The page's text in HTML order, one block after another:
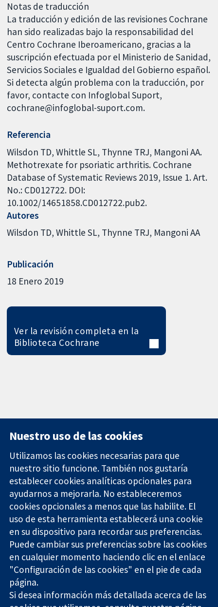
Notas de traducción
La traducción y edición de las revisiones Cochrane
han sido realizadas bajo la responsabilidad del
Centro Cochrane Iberoamericano, gracias a la
suscripción efectuada por el Ministerio de Sanidad,
Servicios Sociales e Igualdad del Gobierno español.
Si detecta algún problema con la traducción, por
favor, contacte con Infoglobal Suport,
cochrane@infoglobal-suport.com.
Referencia
Wilsdon TD, Whittle SL, Thynne TRJ, Mangoni AA.
Methotrexate for psoriatic arthritis. Cochrane
Database of Systematic Reviews 2019, Issue 1. Art.
No.: CD012722. DOI:
10.1002/14651858.CD012722.pub2.
Autores
Wilsdon TD Whittle SL Thynne TRJ Mangoni AA
Publicación
18 Enero 2019
Ver la revisión completa en la
Biblioteca Cochrane
Evidencia fiable.
Decisiones
informadas.
Mejor salud.
11-13 Cavendish
Square
Londres
W1G 0AN
Reino Unido
Contacto
Noticias
Prensa
Sobre
nosotros
Empleo
Cochrane
Library
The Cochrane Collaboration is a charity (no. 1045921) and a
company limited by guarantee (no. 03044323) registered in
Nuestro uso de las cookies
Utilizamos las cookies necesarias para que
nuestro sitio funcione. También nos gustaría
establecer cookies analíticas opcionales para
ayudarnos a mejorarla. No estableceremos
cookies opcionales a menos que las habilite. El
uso de esta herramienta establecerá una cookie
en su dispositivo para recordar sus preferencias.
Puede cambiar sus preferencias sobre las cookies
en cualquier momento haciendo clic en el enlace
"Configuración de las cookies" en el pie de cada
página.
Si desea información más detallada acerca de las